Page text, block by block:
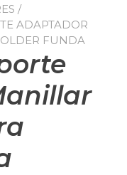
/
ADAPTADOR
FUNDA